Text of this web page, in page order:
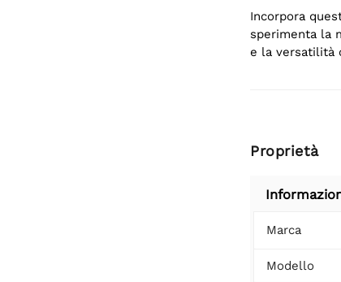
Incorpora
sperimenta la
e la versatilità
Proprietà
Marca
Modello